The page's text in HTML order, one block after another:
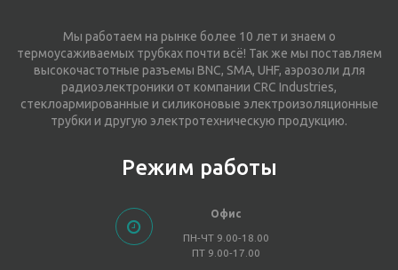
Мы работаем на рынке более 10 лет и знаем о
термоусаживаемых трубках почти всё! Так же мы поставляем
высокочастотные разъемы BNC, SMA, UHF, аэрозоли для
радиоэлектроники от компании CRC Industries,
стеклоармированные и силиконовые электроизоляционные
трубки и другую электротехническую продукцию.
Режим работы
Офис
ПН-ЧТ 9.00-18.00
ПТ 9.00-17.00